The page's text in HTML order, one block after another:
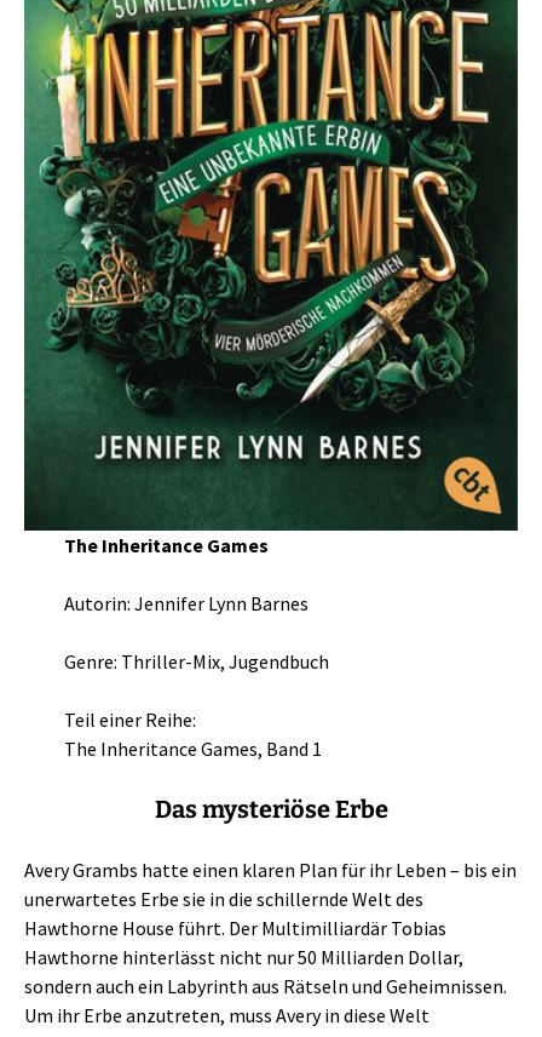
The Inheritance Games
Autorin: Jennifer Lynn Barnes
Genre: Thriller-Mix, Jugendbuch
Teil einer Reihe:
The Inheritance Games, Band 1
Das mysteriöse Erbe
Avery Grambs hatte einen klaren Plan für ihr Leben – bis ein
unerwartetes Erbe sie in die schillernde Welt des
Hawthorne House führt. Der Multimilliardär Tobias
Hawthorne hinterlässt nicht nur 50 Milliarden Dollar,
sondern auch ein Labyrinth aus Rätseln und Geheimnissen.
Um ihr Erbe anzutreten, muss Avery in diese Welt